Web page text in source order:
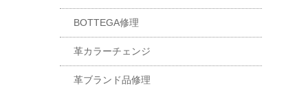
BOTTEGA修理
革カラーチェンジ
革ブランド品修理